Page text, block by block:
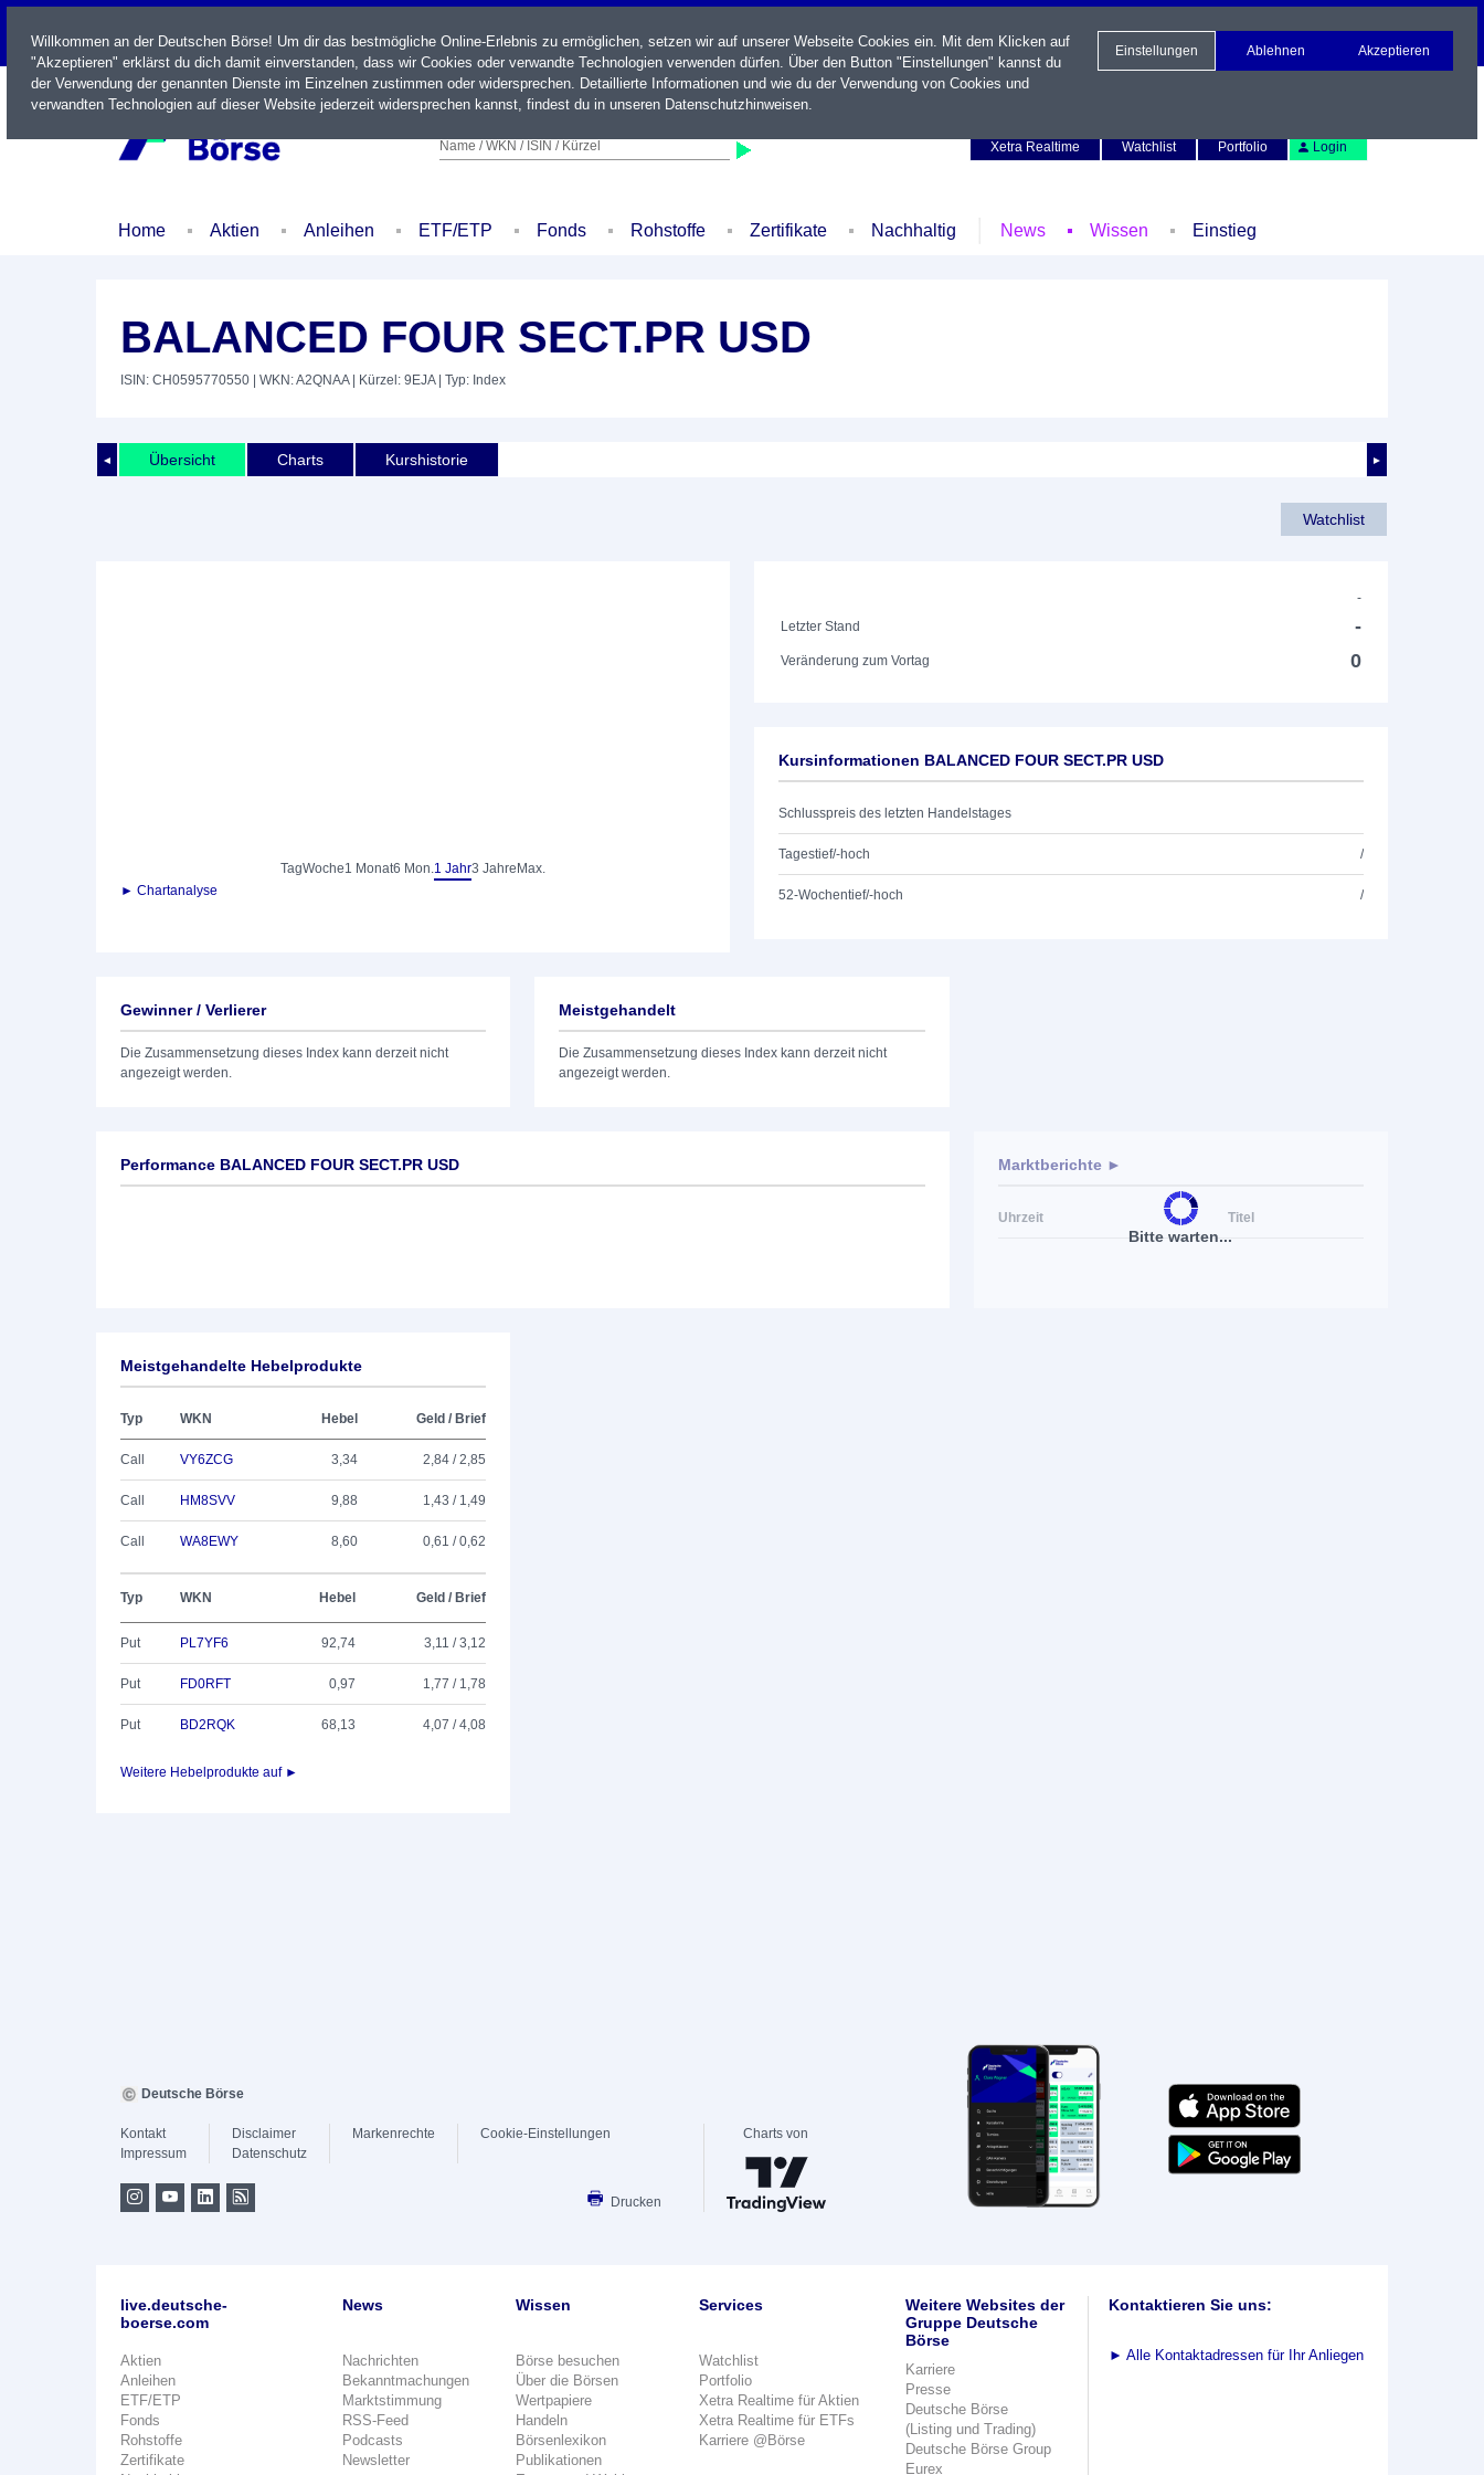
LIVE
Name / WKN / ISIN / Kürzel
Xetra Realtime
Watchlist Portfolio Login
Home Aktien Anleihen ETF/ETP Fonds Rohstoffe Zertifikate Nachhaltig News Wissen Einstieg
BALANCED FOUR SECT.PR USD
ISIN: CH0595770550 | WKN: A2QNAA| Kürzel: 9EJA| Typ: Index
◄ ►
Übersicht Charts Kurshistorie
Watchlist
TagWoche1 Monat6 Mon.1 Jahr3 Jahre Max.
► Chartanalyse
-
Letzter Stand
-
Veränderung zum Vortag 0
Kursinformationen BALANCED FOUR SECT.PR USD
Schlusspreis des letzten Handelstages
Tagestief/-hoch /
52-Wochentief/-hoch /
Gewinner / Verlierer
Die Zusammensetzung dieses Index kann derzeit nicht
angezeigt werden.
Meistgehandelt
Die Zusammensetzung dieses Index kann derzeit nicht
angezeigt werden.
Performance BALANCED FOUR SECT.PR USD
Bitte warten...
Marktberichte ►
Uhrzeit Titel
Meistgehandelte Hebelprodukte
Typ WKN Hebel Geld / Brief
Call VY6ZCG 3,34 2,84 / 2,85
Call HM8SVV 9,88 1,43 / 1,49
Call WA8EWY 8,60 0,61 / 0,62
Typ WKN Hebel Geld / Brief
Put PL7YF6 92,74 3,11 / 3,12
Put FD0RFT 0,97 1,77 / 1,78
Put BD2RQK 68,13 4,07 / 4,08
Weitere Hebelprodukte auf ►
Willkommen an der Deutschen Börse! Um dir das bestmögliche Online-Erlebnis zu ermöglichen, setzen wir auf unserer Webseite Cookies ein. Mit dem Klicken auf
"Akzeptieren" erklärst du dich damit einverstanden, dass wir Cookies oder verwandte Technologien verwenden dürfen. Über den Button "Einstellungen" kannst du
der Verwendung der genannten Dienste im Einzelnen zustimmen oder widersprechen. Detaillierte Informationen und wie du der Verwendung von Cookies und
verwandten Technologien auf dieser Website jederzeit widersprechen kannst, findest du in unseren Datenschutzhinweisen.
Einstellungen Ablehnen Akzeptieren
Deutsche Börse
Kontakt
Impressum
Disclaimer
Datenschutz
Markenrechte Cookie-Einstellungen
Drucken
Charts von
live.deutsche-
boerse.com
Aktien
Anleihen
ETF/ETP
Fonds
Rohstoffe
Zertifikate
News
Nachrichten
Bekanntmachungen
Marktstimmung
RSS-Feed
Podcasts
Newsletter
Wissen
Börse besuchen
Über die Börsen
Wertpapiere
Handeln
Börsenlexikon
Publikationen
Services
Watchlist
Portfolio
Xetra Realtime für Aktien
Xetra Realtime für ETFs
Karriere @Börse
Weitere Websites der
Gruppe Deutsche
Börse
Karriere
Presse
Deutsche Börse
(Listing und Trading)
Deutsche Börse Group
Eurex
Kontaktieren Sie uns:
► Alle Kontaktadressen für Ihr Anliegen